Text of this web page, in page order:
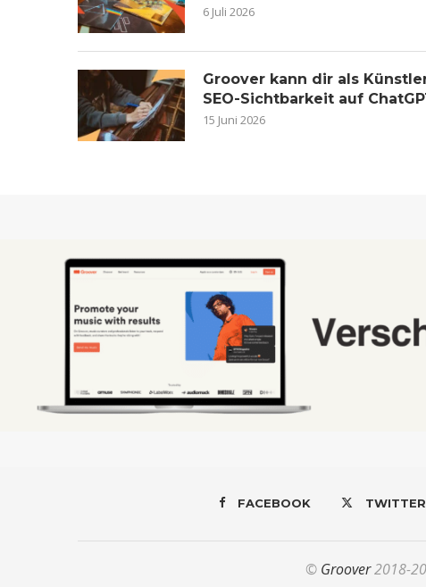
6 Juli 2026
Groover kann dir als
SEO-Sichtbarkeit auf
15 Juni 2026
FACEBOOK TWITTER
© Groover2018-